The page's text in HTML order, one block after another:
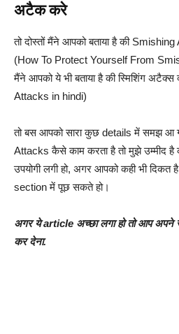
अटैक करे
तो दोस्तों मैंने आपको बताया है की
(How To Protect Yourself From
मैंने आपको ये भी बताया है की स्मिशिंग
Attacks in hindi)
तो बस आपको सारा कुछ details में समझ आ
Attacks कैसे काम करता है तो मुझे उम्मीद
उपयोगी लगी हो, अगर आपको कही भी
section में पूछ सकते हो।
अगर ये article अच्छा लगा हो तो आप
कर देना.